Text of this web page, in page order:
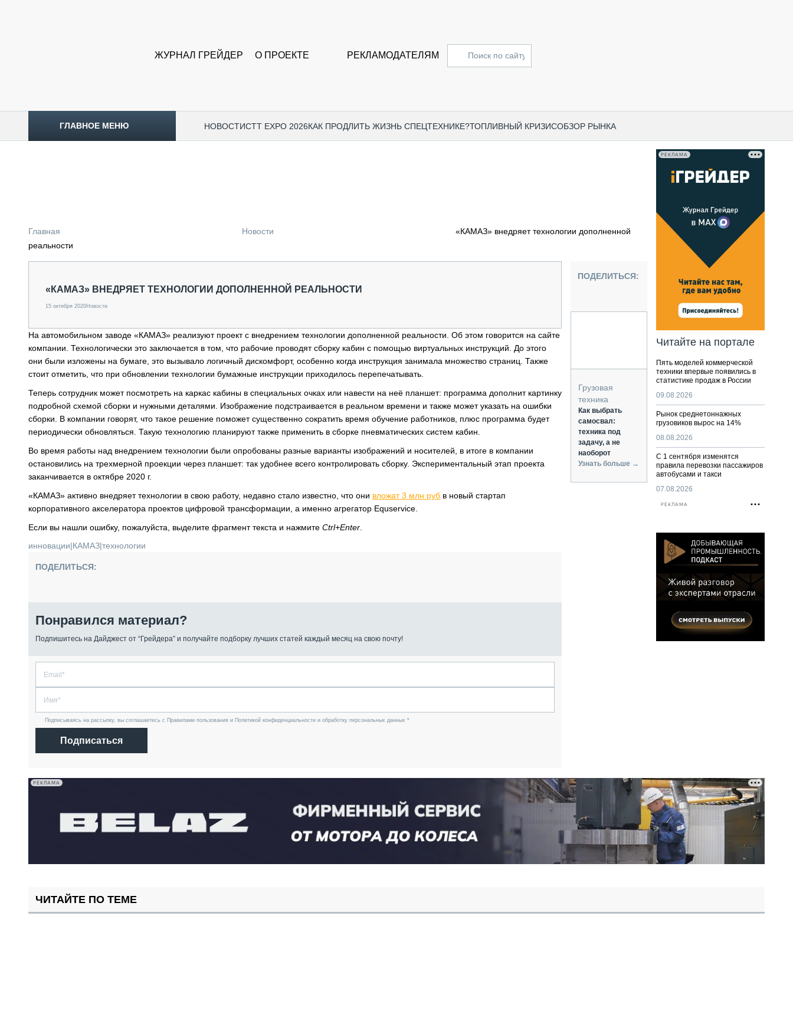
ЖУРНАЛ ГРЕЙДЕР О ПРОЕКТЕ РЕКЛАМОДАТЕЛЯМ
ГЛАВНОЕ МЕНЮ НОВОСТИCTT EXPO 2026КАК ПРОДЛИТЬ ЖИЗНЬ СПЕЦТЕХНИКЕ?ТОПЛИВНЫЙ КРИЗИСОБЗОР РЫНКА
ОБЗОР РЫНКА
ГРУЗОПЕРЕВОЗКИ
ИСПЫТАТЕЛИ
ТЕХНОЛОГИИ
ДОРОЖНАЯ ИНДУСТРИЯ
СЕРВИСМЕНЫ
БЛИЖАЙШИЕ МЕРОПРИЯТИЯ
ПОДЪЁМНАЯ ТЕХНИКА
ПАССАЖИРСКИЙ ТРАНСПОРТ
КАРЬЕРНАЯ ТЕХНИКА
ЛОГИСТИКА И СКЛАД
АВТОМАТИЗАЦИЯ И ТЕХНОЛОГИИ
Главная Новости
«КАМАЗ» внедряет технологии дополненной
реальности
«КАМАЗ» ВНЕДРЯЕТ ТЕХНОЛОГИИ ДОПОЛНЕННОЙ РЕАЛЬНОСТИ
15 октября 2020Новости
На автомобильном заводе «КАМАЗ» реализуют проект с внедрением технологии дополненной реальности. Об этом говорится на сайте
компании. Технологически это заключается в том, что рабочие проводят сборку кабин с помощью виртуальных инструкций. До этого
они были изложены на бумаге, это вызывало логичный дискомфорт, особенно когда инструкция занимала множество страниц. Также
стоит отметить, что при обновлении технологии бумажные инструкции приходилось перепечатывать.
Теперь сотрудник может посмотреть на каркас кабины в специальных очках или навести на неё планшет: программа дополнит картинку
подробной схемой сборки и нужными деталями. Изображение подстраивается в реальном времени и также может указать на ошибки
сборки. В компании говорят, что такое решение поможет существенно сократить время обучение работников, плюс программа будет
периодически обновляться. Такую технологию планируют также применить в сборке пневматических систем кабин.
Во время работы над внедрением технологии были опробованы разные варианты изображений и носителей, в итоге в компании
остановились на трехмерной проекции через планшет: так удобнее всего контролировать сборку. Экспериментальный этап проекта
заканчивается в октябре 2020 г.
«КАМАЗ» активно внедряет технологии в свою работу, недавно стало известно, что они вложат 3 млн руб в новый стартап
корпоративного акселератора проектов цифровой трансформации, а именно агрегатор Equservice.
Если вы нашли ошибку, пожалуйста, выделите фрагмент текста и нажмите Ctrl+Enter
инновации|КАМАЗ|технологии
ПОДЕЛИТЬСЯ:
Понравился материал?
Подпишитесь на Дайджест от “Грейдера” и получайте подборку лучших статей каждый месяц на свою почту!
Подписываясь на рассылку, вы соглашаетесь с Правилами пользования и Политикой конфиденциальности и обработку персональных данных *
Подписаться
ПОДЕЛИТЬСЯ:
Грузовая
техника
Как выбрать
самосвал:
техника под
задачу, а не
наоборот
Узнать больше →
РЕКЛАМА
Читайте на портале
Пять моделей коммерческой
техники впервые появились в
статистике продаж в России
09.08.2026
Рынок среднетоннажных
грузовиков вырос на 14%
08.08.2026
С 1 сентября изменятся
правила перевозки пассажиров
автобусами и такси
07.08.2026
РЕКЛАМА
РЕКЛАМА
ЧИТАЙТЕ ПО ТЕМЕ